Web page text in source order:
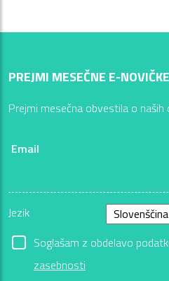
PREJMI MESEČNE E-NOVIČKE
Prejmi mesečna obvestila o naših
Email
Jezik
Soglašam z obdelavo
zasebnosti